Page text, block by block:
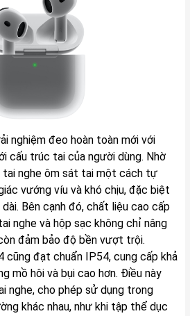
nghiệm đeo hoàn toàn mới với
cấu trúc tai của người dùng. Nhờ
nghe ôm sát tai một cách tự
vướng víu và khó chịu, đặc biệt
Bên cạnh đó, chất liệu cao cấp
nghe và hộp sạc không chỉ nâng
đảm bảo độ bền vượt trội.
cũng đạt chuẩn IP54, cung cấp khả
mồ hôi và bụi cao hơn. Điều này
nghe, cho phép sử dụng trong
khác nhau, như khi tập thể dục